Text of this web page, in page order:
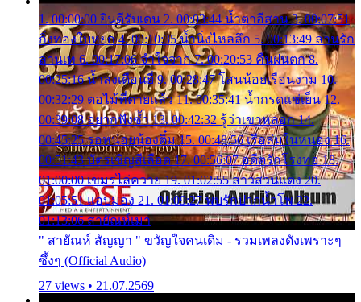
1. 00:00:00 ยินดีรับเดน 2. 00:03:44 น้ำตาอีสาน 3. 00:07:51
กิ่งทองใบหยก 4. 00:10:35 น้ำนิ่งไหลลึก 5. 00:13:49 ลานรัก
ลานเท 6. 00:17:06 จำใจจาก 7. 00:20:53 คืนฝนตก 8.
00:25:16 น้ำลงเดือนยี่ 9. 00:28:47 โสนน้อยเรือนงาม 10.
00:32:29 ตอไม้ที่ตายแล้ว 11. 00:35:41 น้ำกรดแช่เย็น 12.
00:39:08 อยากฟังซ้ำ 13. 00:42:32 รู้ว่าเขาหลอก 14.
00:45:25 รอหน่อยน้องติ๋ม 15. 00:48:56 เรือล่มในหนอง 16.
00:51:43 บัตรเชิญสีเลือด 17. 00:56:07 อดีตรักโรงทอ 18.
01:00:00 เขมรไล่ควาย 19. 01:02:55 สาวสวนแตง 20.
01:05:51 แอบมอง 21. 01:09:27 พบรักปากน้ำโพ 22.
01:13:06 สายัณห์เมา
" สายัณห์ สัญญา " ขวัญใจคนเดิม - รวมเพลงดังเพราะๆ
ซึ้งๆ (Official Audio)
27 views • 21.07.2569